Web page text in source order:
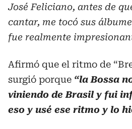
José Feliciano, antes de
cantar, me tocó sus
fue realmente
Afirmó que el ritmo de
surgió porque “la Bossa
viniendo de Brasil y fui
eso y usé ese ritmo y lo